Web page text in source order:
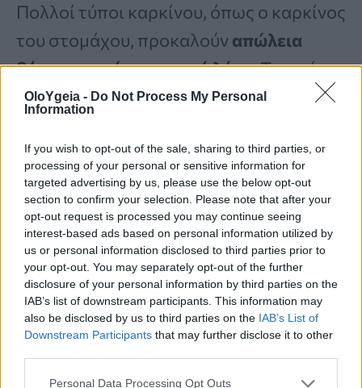
OloYgeia - Do Not Process My Personal
Information
If you wish to opt-out of the sale, sharing to third parties, or
processing of your personal or sensitive information for
targeted advertising by us, please use the below opt-out
section to confirm your selection. Please note that after your
opt-out request is processed you may continue seeing
interest-based ads based on personal information utilized by
us or personal information disclosed to third parties prior to
your opt-out. You may separately opt-out of the further
disclosure of your personal information by third parties on the
IAB’s list of downstream participants. This information may
also be disclosed by us to third parties on the IAB’s List of
Downstream Participants that may further disclose it to other
Personal Data Processing Opt Outs
Πολλοί τύποι καρκίνου, όπως ο καρκίνος
του στομάχου, προκαλούν απώλεια
βάρους χωρίς προφανή λόγο. Τα πρώτα
στάδια μπορεί να μειώσουν σταδιακά
τιςορμόνες της πέψηςπου ρυθμίζουν
την πείνα. Ηεπίμονη απώλεια βάρους
ηέλλειψη όρεξηςπρέπει να οδηγήσει σε
ιατρικό έλεγχο, καθώς αυτές οι αλλαγές
εμφανίζονται σταδιακά.
5. Πονάει η κοιλιά σας
Ο πρώιμοςκαρκίνος του στομάχου